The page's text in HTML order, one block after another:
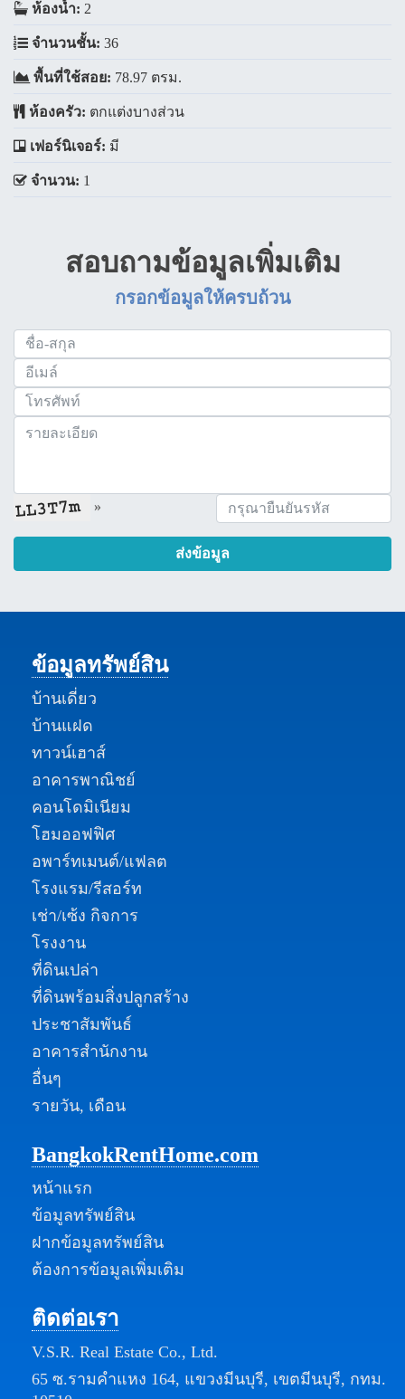
ห้องน้ำ: 2
จำนวนชั้น: 36
พื้นที่ใช้สอย: 78.97 ตรม.
ห้องครัว: ตกแต่งบางส่วน
เฟอร์นิเจอร์: มี
จำนวน: 1
สอบถามข้อมูลเพิ่มเติม
กรอกข้อมูลให้ครบถ้วน
»
ส่งข้อมูล
ข้อมูลทรัพย์สิน
บ้านเดี่ยว
บ้านแฝด
ทาวน์เฮาส์
อาคารพาณิชย์
คอนโดมิเนียม
โฮมออฟฟิศ
อพาร์ทเมนต์/แฟลต
โรงแรม/รีสอร์ท
เช่า/เซ้ง กิจการ
โรงงาน
ที่ดินเปล่า
ที่ดินพร้อมสิ่งปลูกสร้าง
ประชาสัมพันธ์
อาคารสำนักงาน
อื่นๆ
รายวัน, เดือน
BangkokRentHome.com
หน้าแรก
ข้อมูลทรัพย์สิน
ฝากข้อมูลทรัพย์สิน
ต้องการข้อมูลเพิ่มเติม
ติดต่อเรา
V.S.R. Real Estate Co., Ltd.
65 ซ.รามคำแหง 164, แขวงมีนบุรี, เขตมีนบุรี, กทม.